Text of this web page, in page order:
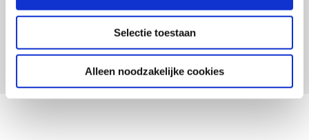
Selectie toestaan
Alleen noodzakelijke cookies
Achternaam
Inschrijven